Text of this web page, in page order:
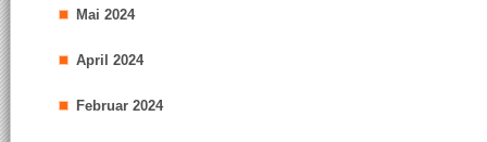
Mai 2024
April 2024
Februar 2024